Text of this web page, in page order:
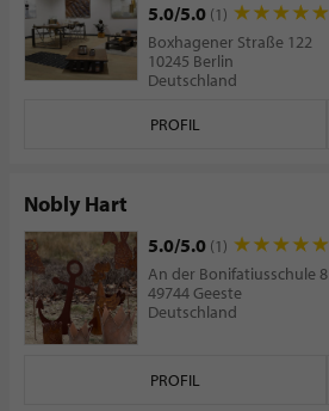
5.0/5.0 (1)
Boxhagener Straße 122
10245 Berlin
Deutschland
PROFIL
Nobly Hart
5.0/5.0 (1)
An der Bonifatiusschule 8
49744 Geeste
Deutschland
PROFIL